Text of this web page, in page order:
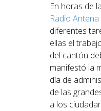
En horas de
Radio Antena
diferentes
ellas el
del cantón
manifestó la
día de
de las
a los